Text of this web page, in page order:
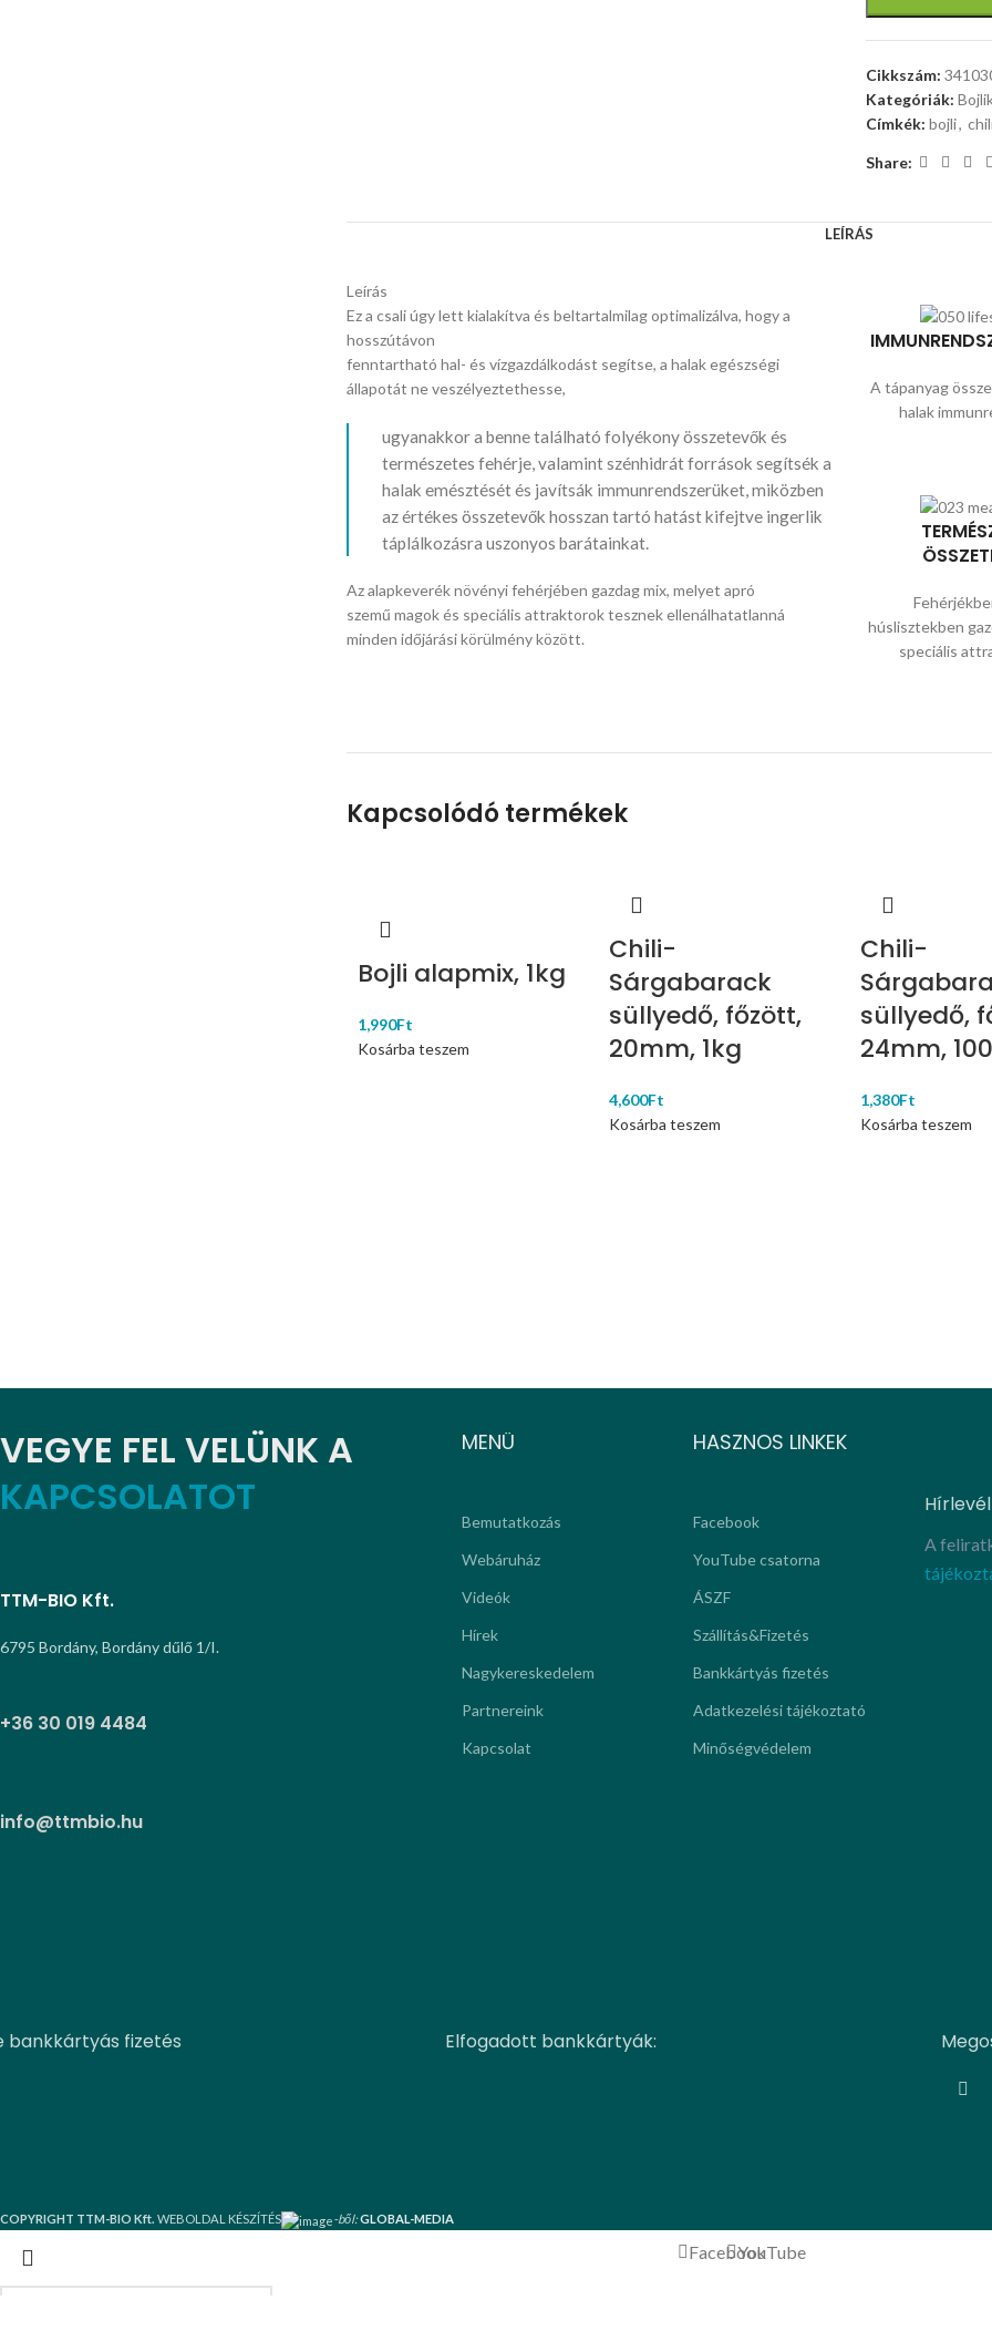
Cikkszám:
Kategóriák:
Címkék: bojli,
Share:
LEÍRÁS
Leírás
Ez a csali úgy lett kialakítva és beltartalmilag optimalizálva, hogy a
hosszútávon
fenntartható hal- és vízgazdálkodást segítse, a halak egészségi
állapotát ne veszélyeztethesse,
ugyanakkor a benne található folyékony összetevők és
természetes fehérje, valamint szénhidrát források segítsék a
halak emésztését és javítsák immunrendszerüket, miközben
az értékes összetevők hosszan tartó hatást kifejtve ingerlik
táplálkozásra uszonyos barátainkat.
Az alapkeverék növényi fehérjében gazdag mix, melyet apró
szemű magok és speciális attraktorok tesznek ellenálhatatlanná
minden időjárási körülmény között.
A tápanyag
halak
húslisztekben
speciális
Kapcsolódó termékek
Bojli alapmix, 1kg
1,990Ft
Kosárba teszem
Chili-
Sárgabarack
süllyedő, főzött,
20mm, 1kg
4,600Ft
Kosárba teszem
Chili-
süllyedő,
24mm,
1,380Ft
Kosárba teszem
VEGYE FEL VELÜNK A
KAPCSOLATOT
TTM-BIO Kft.
6795 Bordány, Bordány dűlő 1/I.
+36 30 019 4484
info@ttmbio.hu
MENÜ
Bemutatkozás
Webáruház
Videók
Hírek
Nagykereskedelem
Partnereink
Kapcsolat
HASZNOS LINKEK
Facebook
YouTube csatorna
ÁSZF
Szállítás&Fizetés
Bankkártyás fizetés
Adatkezelési tájékoztató
Minőségvédelem
A
bankkártyás fizetés Elfogadott bankkártyák:
COPYRIGHT TTM-BIO Kft. WEBOLDAL KÉSZÍTÉS -ből:GLOBAL-MEDIA
FacebookYouTube